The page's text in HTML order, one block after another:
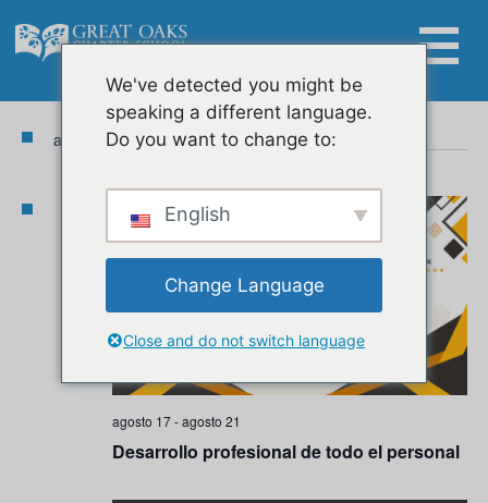
content
Buscar:
Eventos
9/7/2026
fecha.agosto 2026
Desarrollo profesional de todo el personal
agosto 17-agosto 21
We've detected you might be
speaking a different language.
Do you want to change to:
English
Change Language
Close and do not switch language